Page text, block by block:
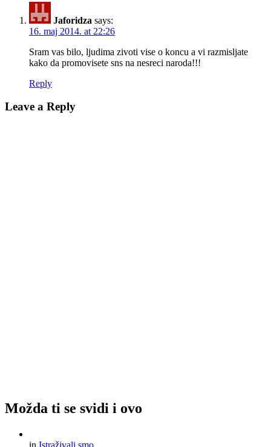
Jaforidza says:
16. maj 2014. at 22:26
Sram vas bilo, ljudima zivoti vise o koncu a vi razmisljate
kako da promovisete sns na nesreci naroda!!!
Reply
Leave a Reply
Možda ti se svidi i ovo
in Istraživali smo...